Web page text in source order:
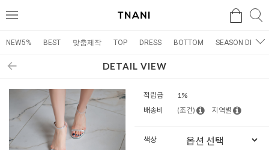
메
검색
NEW5% BEST 맞춤제작 TOP DRESS BOTTOM SEASON DRESS
DETAIL VIEW
적립금
1%
배송비
(조건) 지역별
색상